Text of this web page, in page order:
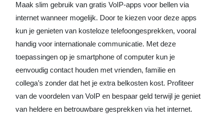
Maak slim gebruik van gratis VoIP-apps voor bellen via
internet wanneer mogelijk. Door te kiezen voor deze apps
kun je genieten van kosteloze telefoongesprekken, vooral
handig voor internationale communicatie. Met deze
toepassingen op je smartphone of computer kun je
eenvoudig contact houden met vrienden, familie en
collega’s zonder dat het je extra belkosten kost. Profiteer
van de voordelen van VoIP en bespaar geld terwijl je geniet
van heldere en betrouwbare gesprekken via het internet.